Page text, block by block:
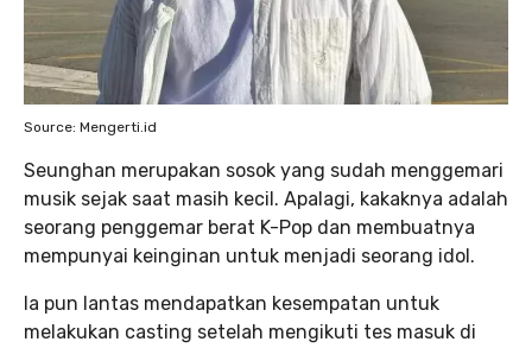
Source: Mengerti.id
Seunghan merupakan sosok yang sudah menggemari
musik sejak saat masih kecil. Apalagi, kakaknya adalah
seorang penggemar berat K-Pop dan membuatnya
mempunyai keinginan untuk menjadi seorang idol.
Ia pun lantas mendapatkan kesempatan untuk
melakukan casting setelah mengikuti tes masuk di